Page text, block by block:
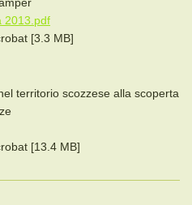
2013.pdf
[3.3 MB]
territorio scozzese alla scoperta
[13.4 MB]